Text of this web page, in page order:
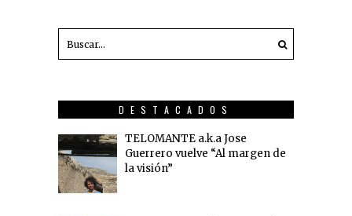
DESTACADOS
TELOMANTE a.k.a Jose
Guerrero vuelve “Al margen de
la visión”